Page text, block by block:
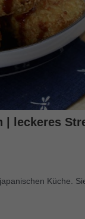
| leckeres
Küche.